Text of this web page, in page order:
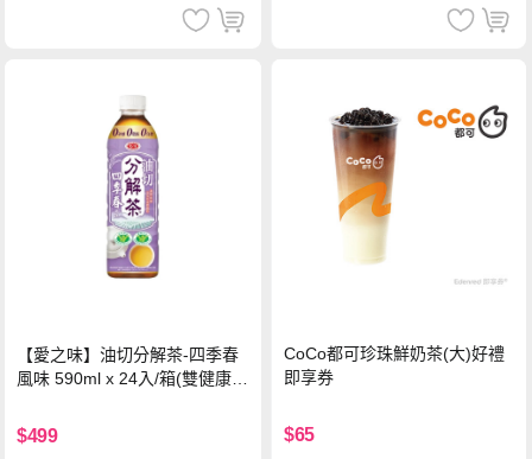
【愛之味】油切分解茶-四季春
風味 590ml x 24入/箱(雙健康認
$499
CoCo都可珍珠鮮奶茶(大)好禮
即享券
$65